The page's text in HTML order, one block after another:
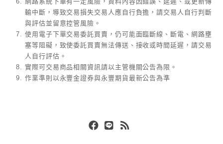
輸中斷，導致交易損失交易人應自行負擔，請交易人自行判斷
與評估並留意控管風險。
使用電子下單交易委託買賣，仍可能面臨斷線、斷電、網路壅
塞等阻礙，致使委託買賣無法傳送、接收或時間延遲，請交易
人自行評估。
實際可交易商品相關資訊請以主管機關公告為限。
作業準則以永豐金證券與永豐期貨最新公告為準